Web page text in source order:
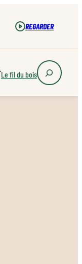
REGARDER
Le fil du bois